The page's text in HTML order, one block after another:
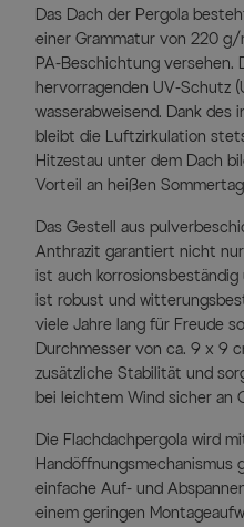
Das Dach der Pergola
einer Grammatur von 220
PA-Beschichtung versehen.
hervorragenden UV-Schutz
wasserabweisend. Dank
bleibt die Luftzirkulation
Hitzestau unter dem Dach
Vorteil an heißen
Das Gestell aus
Anthrazit garantiert nicht
ist auch korrosionsbeständig
ist robust und
viele Jahre lang für Freude
Durchmesser von ca. 9 x 9
zusätzliche Stabilität und
bei leichtem Wind sicher an
Die Flachdachpergola wird
Handöffnungsmechanismus
einfache Auf- und
einem geringen